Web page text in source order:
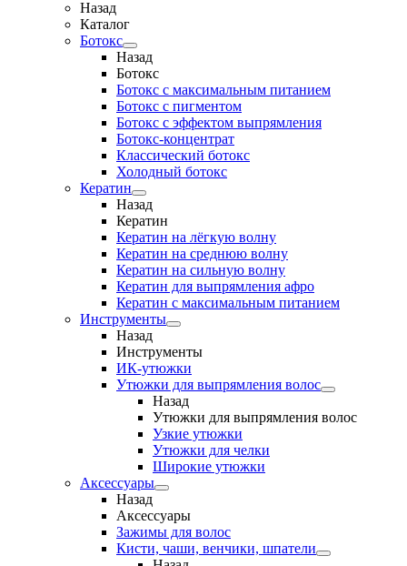
Назад
Каталог
Ботокс
Назад
Ботокс
Ботокс с максимальным питанием
Ботокс с пигментом
Ботокс с эффектом выпрямления
Ботокс-концентрат
Классический ботокс
Холодный ботокс
Кератин
Назад
Кератин
Кератин на лёгкую волну
Кератин на среднюю волну
Кератин на сильную волну
Кератин для выпрямления афро
Кератин с максимальным питанием
Инструменты
Назад
Инструменты
ИК-утюжки
Утюжки для выпрямления волос
Назад
Утюжки для выпрямления волос
Узкие утюжки
Утюжки для челки
Широкие утюжки
Аксессуары
Назад
Аксессуары
Зажимы для волос
Кисти, чаши, венчики, шпатели